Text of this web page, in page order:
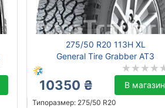
275/50 R20 113H XL
General Tire Grabber AT3
10350 ₴ В магазин
Типоразмер: 275/50 R20